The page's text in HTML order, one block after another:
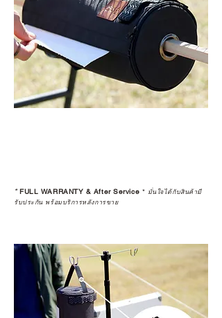
*FULL WARRANTY & After Service * มั่นใจได้กับสินค้ามี
รับประกัน พร้อมบริการหลังการขาย